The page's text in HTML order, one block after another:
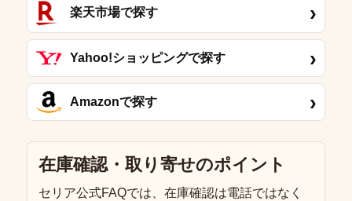
楽天市場で探す ›
Yahoo!ショッピングで探す ›
Amazonで探す ›
在庫確認・取り寄せのポイント
セリア公式FAQでは、在庫確認は電話ではなく